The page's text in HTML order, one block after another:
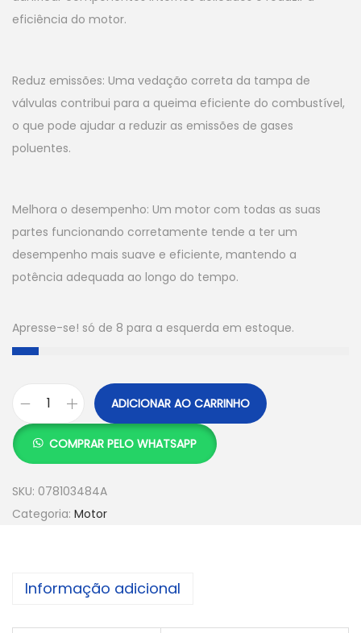
eficiência do motor.
Reduz emissões: Uma vedação correta da tampa de
válvulas contribui para a queima eficiente do combustível,
o que pode ajudar a reduzir as emissões de gases
poluentes.
Melhora o desempenho: Um motor com todas as suas
partes funcionando corretamente tende a ter um
desempenho mais suave e eficiente, mantendo a
potência adequada ao longo do tempo.
Apresse-se! só de 8 para a esquerda em estoque.
ADICIONAR AO CARRINHO
COMPRAR PELO WHATSAPP
SKU: 078103484A
Categoria: Motor
Informação adicional